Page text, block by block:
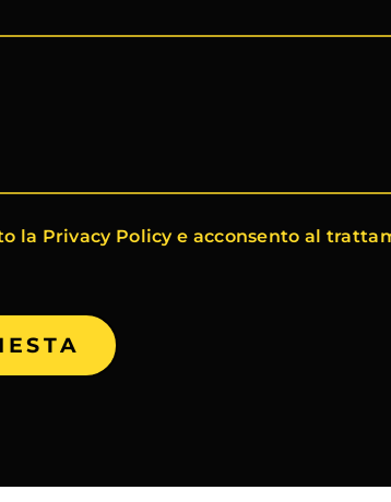
la Privacy Policy e acconsento al